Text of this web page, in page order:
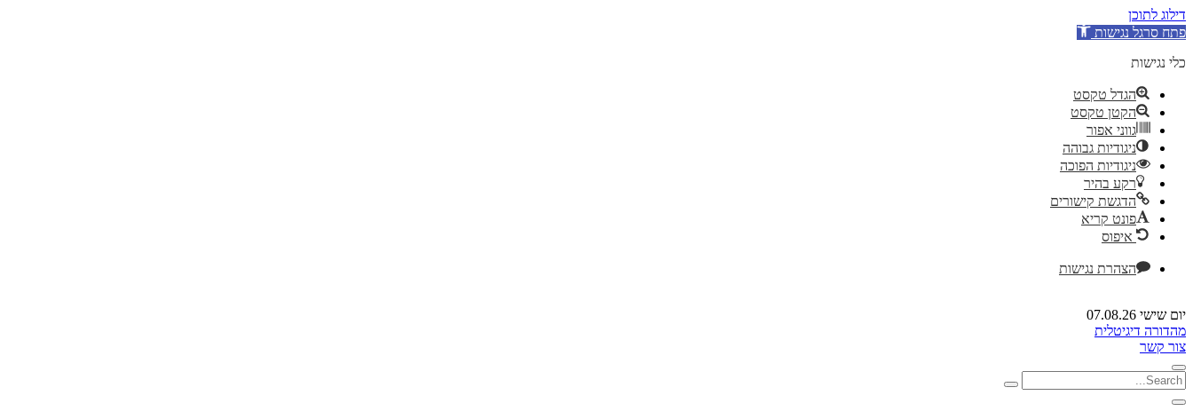
דילוג לתוכן
פתח סרגל נגישות
כלי נגישות
הגדל טקסט
הקטן טקסט
גווני אפור
ניגודיות גבוהה
ניגודיות הפוכה
רקע בהיר
הדגשת קישורים
פונט קריא
איפוס
הצהרת נגישות
יום שישי 07.08.26
מהדורה דיגיטלית
צור קשר